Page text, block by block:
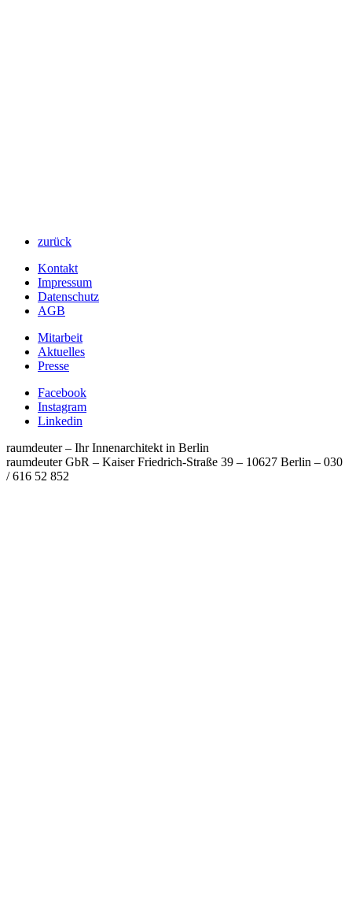
zurück
Kontakt
Impressum
Datenschutz
AGB
Mitarbeit
Aktuelles
Presse
Facebook
Instagram
Linkedin
raumdeuter – Ihr Innenarchitekt in Berlin
raumdeuter GbR – Kaiser Friedrich-Straße 39 – 10627 Berlin – 030
/ 616 52 852